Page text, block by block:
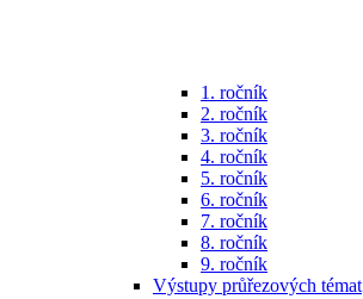
1. ročník
2. ročník
3. ročník
4. ročník
5. ročník
6. ročník
7. ročník
8. ročník
9. ročník
Výstupy průřezových témat